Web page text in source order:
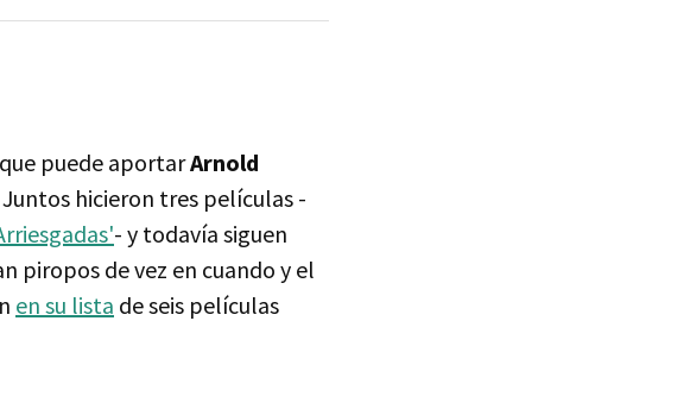
puede aportarArnold
Juntos hicieron tres películas -
- y todavía siguen
piropos de vez en cuando y el
en su lista de seis películas